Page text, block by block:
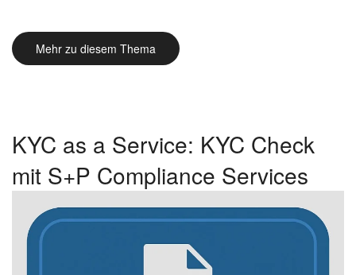
Mehr zu diesem Thema
KYC as a Service: KYC Check
mit S+P Compliance Services